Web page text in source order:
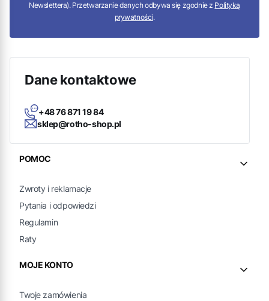
Newslettera). Przetwarzanie danych odbywa się zgodnie z Polityką
prywatności.
Dane kontaktowe
+48 76 871 19 84
sklep@rotho-shop.pl
Linki w stopce
POMOC
Zwroty i reklamacje
Pytania i odpowiedzi
Regulamin
Raty
MOJE KONTO
Twoje zamówienia